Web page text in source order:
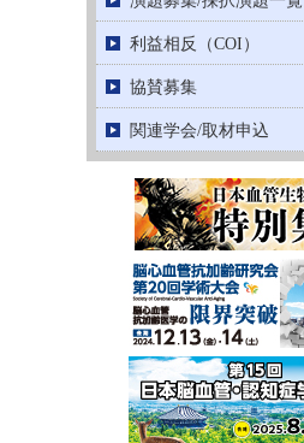
利益相反（COI）
協賛募集
関連学会/取材申込